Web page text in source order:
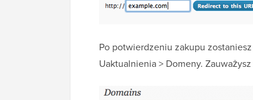
Po potwierdzeniu zakupu
Uaktualnienia > Domeny.